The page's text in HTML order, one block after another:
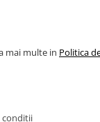
mai ales
dacă nu au fost
stabil.
mai multe in Politica
conditii